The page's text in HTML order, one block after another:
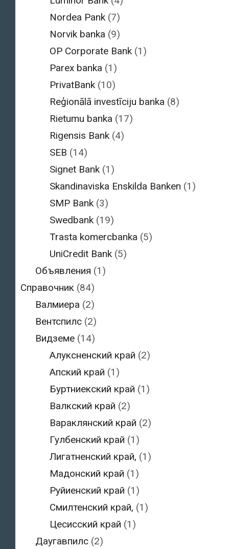
Nordea Pank (7)
Norvik banka (9)
OP Corporate Bank (1)
Parex banka (1)
PrivatBank (10)
Reģionālā investīciju banka (8)
Rietumu banka (17)
Rigensis Bank (4)
SEB (14)
Signet Bank (1)
Skandinaviska Enskilda Banken (1)
SMP Bank (3)
Swedbank (19)
Trasta komercbanka (5)
UniCredit Bank (5)
Объявления (1)
Справочник (84)
Валмиера (2)
Вентспилс(2)
Видземе(14)
Алуксненский край (2)
Апский край (1)
Буртниекский край (1)
Валкский край (2)
Вараклянский край (2)
Гулбенский край (1)
Лигатненский край, (1)
Мадонский край (1)
Руйиенский край (1)
Смилтенский край, (1)
Цесисский край (1)
Даугавпилс(2)